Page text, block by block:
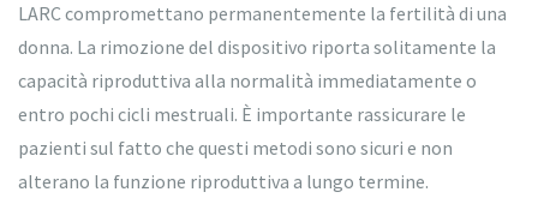
LARC compromettano permanentemente la fertilità di una
donna. La rimozione del dispositivo riporta solitamente la
capacità riproduttiva alla normalità immediatamente o
entro pochi cicli mestruali. È importante rassicurare le
pazienti sul fatto che questi metodi sono sicuri e non
alterano la funzione riproduttiva a lungo termine.